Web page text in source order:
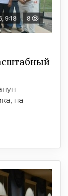
9:18 8
на